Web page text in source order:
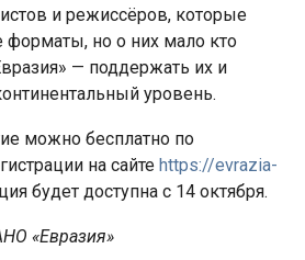
и режиссёров, которые
форматы, но о них мало кто
— поддержать их и
уровень.
можно бесплатно по
на сайте https://evrazia-
будет доступна с 14 октября.
«Евразия»